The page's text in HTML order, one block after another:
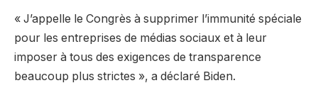
« J’appelle le Congrès à supprimer l’immunité spéciale
pour les entreprises de médias sociaux et à leur
imposer à tous des exigences de transparence
beaucoup plus strictes », a déclaré Biden.